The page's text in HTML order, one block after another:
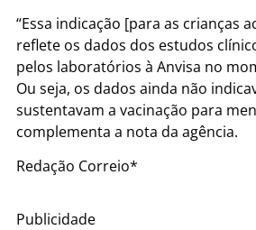
“Essa indicação [para as crianças
reflete os dados dos estudos
pelos laboratórios à Anvisa no
Ou seja, os dados ainda não
sustentavam a vacinação para
complementa a nota da agência.
Redação Correio*
Publicidade